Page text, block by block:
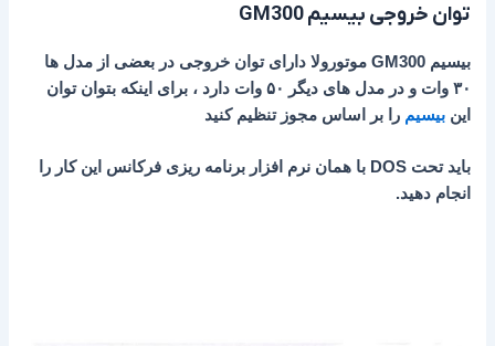
توان خروجی بیسیمGM300
بیسیم GM300 موتورولا دارای توان خروجی در بعضی از مدل ها
۳۰ وات و در مدل های دیگر ۵۰ وات دارد ، برای اینکه بتوان توان
اینبیسیمرا بر اساس مجوز تنظیم کنید
باید تحت DOS با همان نرم افزار برنامه ریزی فرکانس این کار را
انجام دهید.